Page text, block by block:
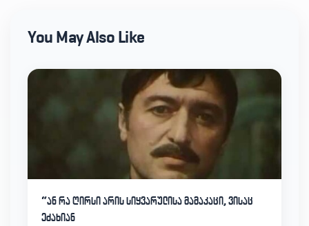
You May Also Like
“ან რა ღირსი არის სიყვარულისა მამაკაცი, ვისაც
ეძახიან